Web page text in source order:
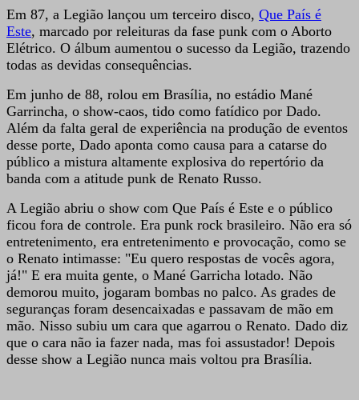
Em 87, a Legião lançou um terceiro disco, Que País é
Este, marcado por releituras da fase punk com o Aborto
Elétrico. O álbum aumentou o sucesso da Legião, trazendo
todas as devidas consequências.
Em junho de 88, rolou em Brasília, no estádio Mané
Garrincha, o show-caos, tido como fatídico por Dado.
Além da falta geral de experiência na produção de eventos
desse porte, Dado aponta como causa para a catarse do
público a mistura altamente explosiva do repertório da
banda com a atitude punk de Renato Russo.
A Legião abriu o show com Que País é Este e o público
ficou fora de controle. Era punk rock brasileiro. Não era só
entretenimento, era entretenimento e provocação, como se
o Renato intimasse: "Eu quero respostas de vocês agora,
já!" E era muita gente, o Mané Garricha lotado. Não
demorou muito, jogaram bombas no palco. As grades de
seguranças foram desencaixadas e passavam de mão em
mão. Nisso subiu um cara que agarrou o Renato. Dado diz
que o cara não ia fazer nada, mas foi assustador! Depois
desse show a Legião nunca mais voltou pra Brasília.